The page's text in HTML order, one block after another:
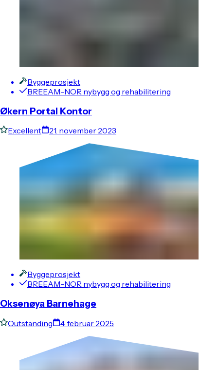
Byggeprosjekt
BREEAM-NOR nybygg og rehabilitering
Økern Portal Kontor
Excellent 21. november 2023
Byggeprosjekt
BREEAM-NOR nybygg og rehabilitering
Oksenøya Barnehage
Outstanding 4. februar 2025